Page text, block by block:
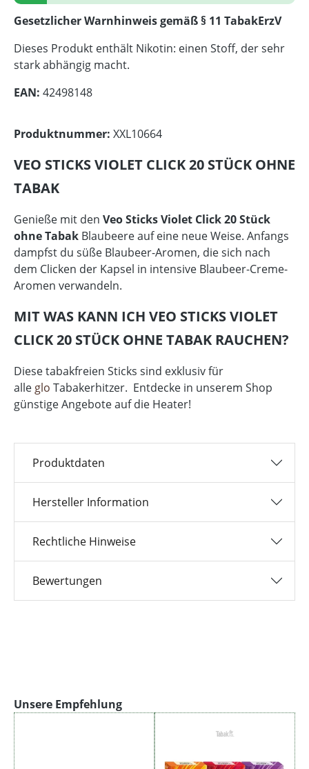
Gesetzlicher Warnhinweis gemäß § 11 TabakErzV
Dieses Produkt enthält Nikotin: einen Stoff, der sehr
stark abhängig macht.
EAN: 42498148
Produktnummer: XXL10664
VEO STICKS VIOLET CLICK 20 STÜCK OHNE
TABAK
Genieße mit den Veo Sticks Violet Click 20 Stück
ohne Tabak Blaubeere auf eine neue Weise. Anfangs
dampfst du süße Blaubeer-Aromen, die sich nach
dem Clicken der Kapsel in intensive Blaubeer-Creme-
Aromen verwandeln.
MIT WAS KANN ICH VEO STICKS VIOLET
CLICK 20 STÜCK OHNE TABAK RAUCHEN?
Diese tabakfreien Sticks sind exklusiv für
alle glo Tabakerhitzer. Entdecke in unserem Shop
günstige Angebote auf die Heater!
Produktdaten
Hersteller Information
Rechtliche Hinweise
Bewertungen
Produktgalerie überspringen
Unsere Empfehlung